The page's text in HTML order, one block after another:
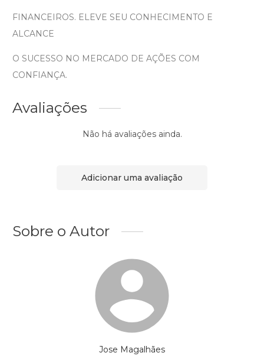
FINANCEIROS. ELEVE SEU CONHECIMENTO E
ALCANCE
O SUCESSO NO MERCADO DE AÇÕES COM
CONFIANÇA.
Avaliações
Não há avaliações ainda.
Adicionar uma avaliação
Sobre o Autor
Jose Magalhães